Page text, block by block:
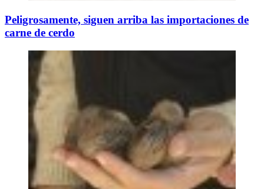
Peligrosamente, siguen arriba las importaciones de
carne de cerdo